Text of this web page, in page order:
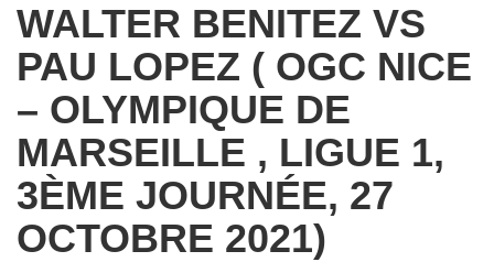
WALTER BENITEZ VS
PAU LOPEZ ( OGC NICE
– OLYMPIQUE DE
MARSEILLE , LIGUE 1,
3ÈME JOURNÉE, 27
OCTOBRE 2021)